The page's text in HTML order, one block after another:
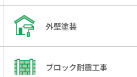
外壁塗装
ブロック耐震工事